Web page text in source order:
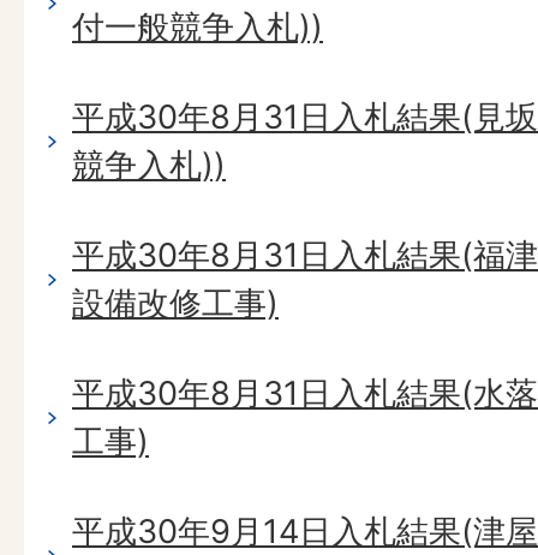
付一般競争入札))
平成30年8月31日入札結果(見
競争入札))
平成30年8月31日入札結果(福
設備改修工事)
平成30年8月31日入札結果(水
工事)
平成30年9月14日入札結果(津